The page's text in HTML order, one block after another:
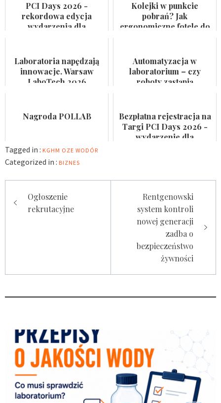
PCI Days 2026 -
rekordowa edycja
wydarzenia dla
kosmetycznego i
suplemen...
Kolejki w punkcie
pobrań? Jak
ergonomiczne fotele do
pacjentów
Laboratoria napędzają
innowacje. Warsaw
LaboTech 2026
Automatyzacja w
laboratorium – czy
roboty zastąpią
Nagroda POLLAB
Bezpłatna rejestracja na
Targi PCI Days 2026 -
wydarzenie dla
Tagged in : KGHM OZE WODÓR
Categorized in : BIZNES
Nawigacja
wpisu
Ogłoszenie
rekrutacyjne
Rentgenowski
system kontroli
nowej generacji
zadba o
bezpieczeństwo
żywności